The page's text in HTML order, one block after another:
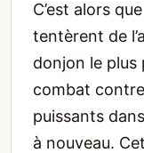
C’est alors
tentèrent de
donjon le plus
combat
puissants
à nouveau.